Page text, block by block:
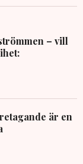
– vill
är en